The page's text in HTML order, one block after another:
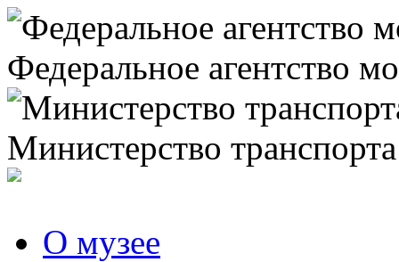
Федеральное агентство
Министерство
О музее